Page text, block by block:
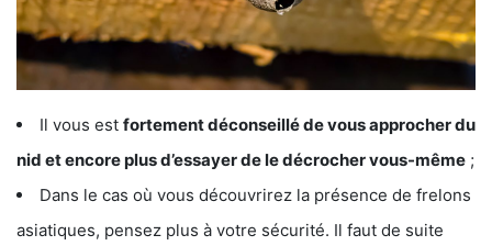
Il vous est fortement déconseillé de vous approcher du
nid et encore plus d’essayer de le décrocher vous-même ;
Dans le cas où vous découvrirez la présence de frelons
asiatiques, pensez plus à votre sécurité. Il faut de suite